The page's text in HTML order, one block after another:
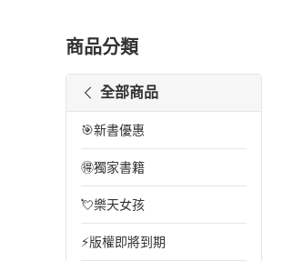
商品分類
全部商品
🎯新書優惠
🉐獨家書籍
💘樂天女孩
⚡版權即將到期